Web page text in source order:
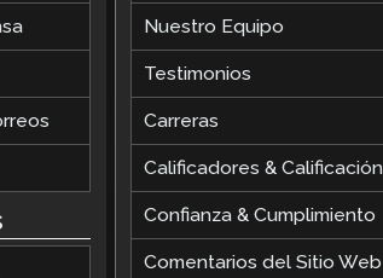
Nuestro Equipo
Testimonios
Carreras
Calificadores & Calificación
Confianza & Cumplimiento
Comentarios del Sitio Web